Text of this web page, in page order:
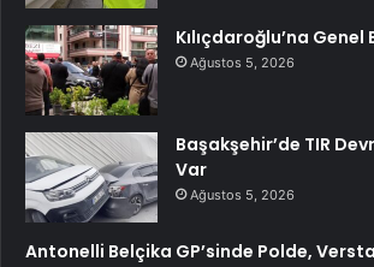
Kılıçdaroğlu’na
Ağustos 5, 2026
Başakşehir’de TIR
Var
Ağustos 5, 2026
Antonelli Belçika GP’sinde Polde,